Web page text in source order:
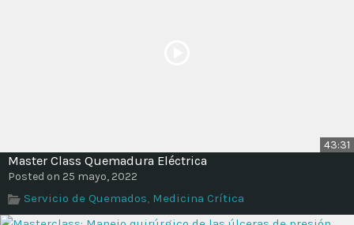
43:31
Master Class Quemadura Eléctrica
Posted on 25 mayo, 2022
Servicio de Quemados, Medicina Crítica